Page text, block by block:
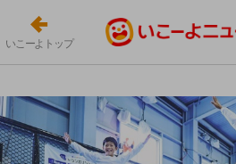
いこーよトップ